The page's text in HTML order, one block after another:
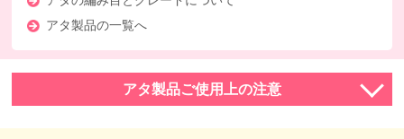
アタ製品の一覧へ
アタ製品ご使用上の注意